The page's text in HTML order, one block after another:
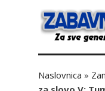
Naslovnica »